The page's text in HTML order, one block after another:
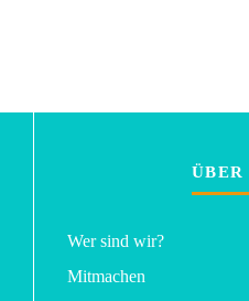
Wer sind wir?
Mitmachen